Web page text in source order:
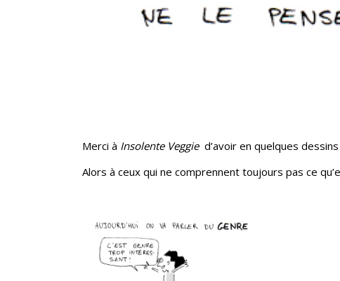
Merci à Insolente Veggied’avoir en quelques
Alors à ceux qui ne comprennent toujours pas ce